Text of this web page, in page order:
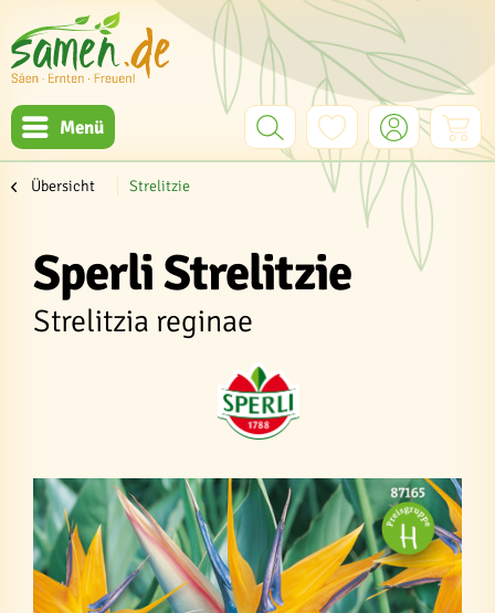
Menü
Übersicht Strelitzie
Sperli Strelitzie
Strelitzia reginae